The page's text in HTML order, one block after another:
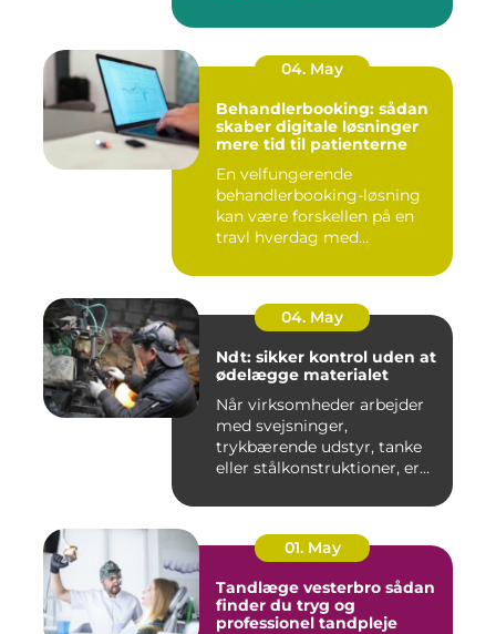
04. May
Behandlerbooking: sådan
skaber digitale løsninger
mere tid til patienterne
En velfungerende
behandlerbooking-løsning
kan være forskellen på en
travl hverdag med
04. May
Ndt: sikker kontrol uden at
ødelægge materialet
Når virksomheder arbejder
med svejsninger,
trykbærende udstyr, tanke
eller stålkonstruktioner, er
01. May
Tandlæge vesterbro sådan
finder du tryg og
professionel tandpleje